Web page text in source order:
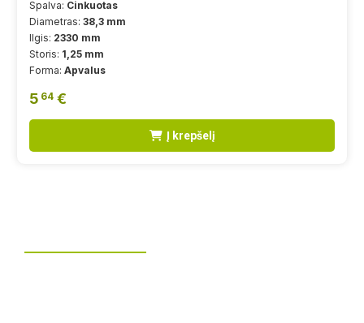
Spalva: Cinkuotas
Diametras: 38,3 mm
Ilgis: 2330 mm
Storis: 1,25 mm
Forma: Apvalus
5 64 €
Į krepšelį